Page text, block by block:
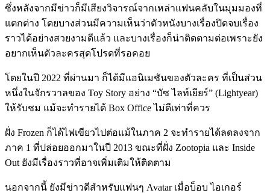
ซึ่งหลังจากมีข่าวก็มีเสียงวิจารณ์จากเหล่าแฟนคลับในมุมมองที่
แตกต่าง โดยบางส่วนมีความเห็นว่าตัวหนังบางเรื่องปิดจบเรื่อง
ราวได้อย่างสวยงามดีแล้ว และบางเรื่องก็น่าติดตามต่อเพราะยัง
อยากเห็นตัวละครสุดโปรดที่รอคอย
โดยในปี 2022 ที่ผ่านมา ก็ได้มีแอนิเมชันของตัวละคร ที่เป็นส่วน
หนึ่งในจักรวาลของ Toy Story อย่าง “บัซ ไลท์เยียร์” (Lightyear)
ให้รับชม แม้จะทำรายได้ Box Office ไม่ดีเท่าที่ควร
ฝั่ง Frozen ก็ได้ไฟเขียวไปต่อแม้ในภาค 2 จะทำรายได้ลดลงจาก
ภาค 1 ที่ปล่อยออกมาในปี 2013 ขณะที่ฝั่ง Zootopia และ Inside
Out ยังมีเรื่องราวที่อาจเพิ่มเติมให้ติดตาม
นอกจากนี้ ยังมีข่าวดีสำหรับแฟนๆ Avatar เมื่อบ็อบ ไอเกอร์